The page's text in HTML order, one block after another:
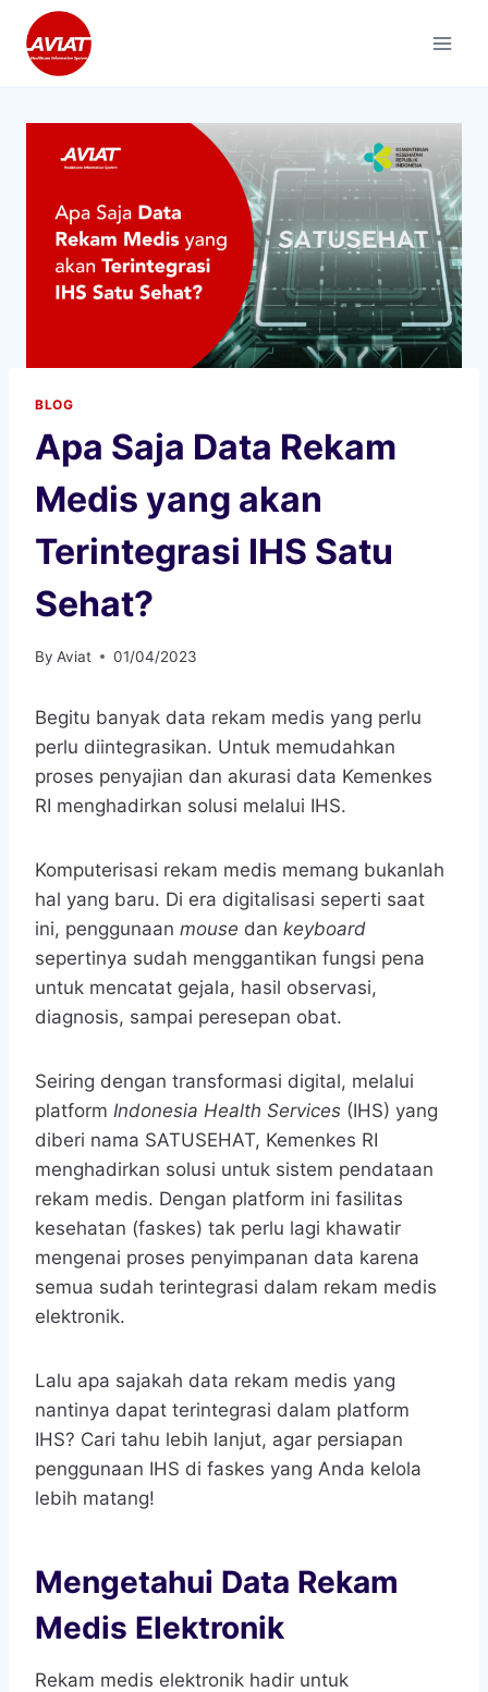
content
BLOG
Apa Saja Data Rekam
Medis yang akan
Terintegrasi IHS Satu
Sehat?
By Aviat 01/04/2023
Begitu banyak data rekam medis yang perlu
perlu diintegrasikan. Untuk memudahkan
proses penyajian dan akurasi data Kemenkes
RI menghadirkan solusi melalui IHS.
Komputerisasi rekam medis memang bukanlah
hal yang baru. Di era digitalisasi seperti saat
ini, penggunaan mouse dan keyboard
sepertinya sudah menggantikan fungsi pena
untuk mencatat gejala, hasil observasi,
diagnosis, sampai peresepan obat.
Seiring dengan transformasi digital, melalui
platform Indonesia Health Services (IHS) yang
diberi nama SATUSEHAT, Kemenkes RI
menghadirkan solusi untuk sistem pendataan
rekam medis. Dengan platform ini fasilitas
kesehatan (faskes) tak perlu lagi khawatir
mengenai proses penyimpanan data karena
semua sudah terintegrasi dalam rekam medis
elektronik.
Lalu apa sajakah data rekam medis yang
nantinya dapat terintegrasi dalam platform
IHS? Cari tahu lebih lanjut, agar persiapan
penggunaan IHS di faskes yang Anda kelola
lebih matang!
Mengetahui Data Rekam
Medis Elektronik
Rekam medis elektronik hadir untuk